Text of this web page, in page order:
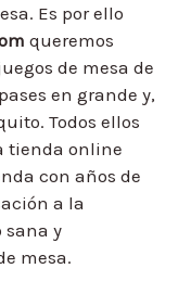
Es por ello
queremos
de mesa de
en grande y,
Todos ellos
tienda online
con años de
a la
sana y
mesa.